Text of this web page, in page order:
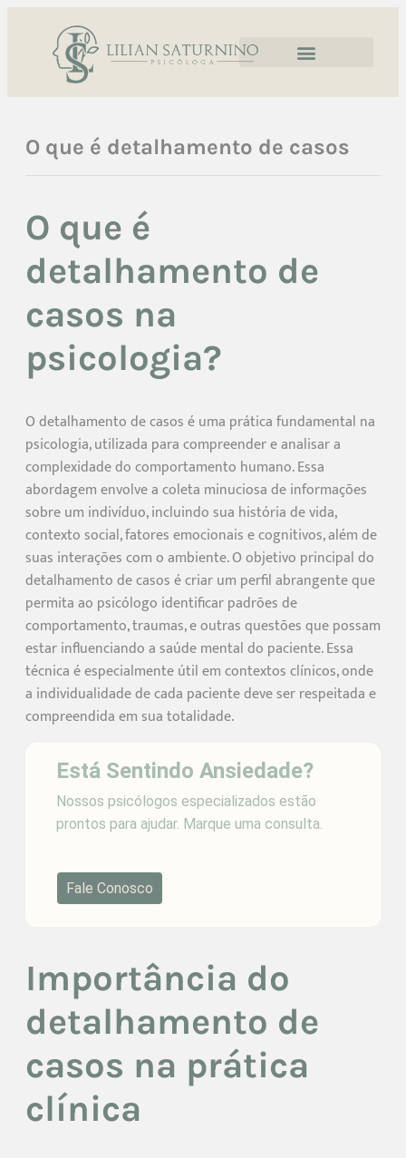
O que é detalhamento de casos
O que é
detalhamento de
casos na
psicologia?
O detalhamento de casos é uma prática fundamental na
psicologia, utilizada para compreender e analisar a
complexidade do comportamento humano. Essa
abordagem envolve a coleta minuciosa de informações
sobre um indivíduo, incluindo sua história de vida,
contexto social, fatores emocionais e cognitivos, além de
suas interações com o ambiente. O objetivo principal do
detalhamento de casos é criar um perfil abrangente que
permita ao psicólogo identificar padrões de
comportamento, traumas, e outras questões que possam
estar influenciando a saúde mental do paciente. Essa
técnica é especialmente útil em contextos clínicos, onde
a individualidade de cada paciente deve ser respeitada e
compreendida em sua totalidade.
Está Sentindo Ansiedade?
Nossos psicólogos especializados estão
prontos para ajudar. Marque uma consulta.
Fale Conosco
Importância do
detalhamento de
casos na prática
clínica